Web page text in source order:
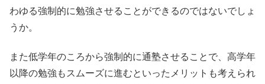
わゆる強制的に勉強させることができるのではないでしょ
うか。
また低学年のころから強制的に通塾させることで、高学年
以降の勉強もスムーズに進むといったメリットも考えられ